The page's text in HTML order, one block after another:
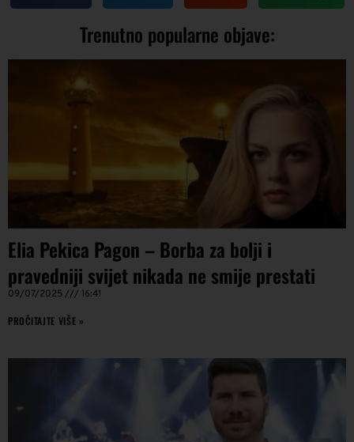
Trenutno popularne objave:
Elia Pekica Pagon – Borba za bolji i
pravedniji svijet nikada ne smije prestati
09/07/2025 16:41
PROČITAJTE VIŠE »